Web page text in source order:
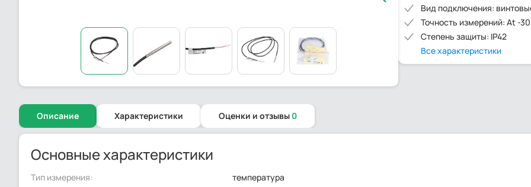
Вид подключения:
Точность измерений: At -
Степень защиты: IP42
Все характеристики
Описание Характеристики Оценки и отзывы 0
Основные характеристики
Тип измерения:
температура